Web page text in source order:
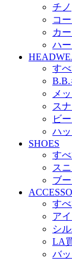
チノ
コ
カ
ハ
す
メ
ス
ビ
ハ
SHOES
す
ス
ブ
す
ア
シ
LA
バ